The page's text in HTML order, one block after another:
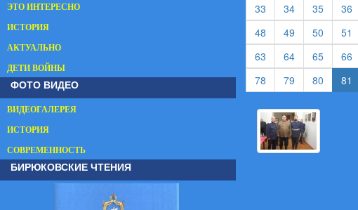
ЭТО ИНТЕРЕСНО
ИСТОРИЯ
АКТУАЛЬНО
ДЕТИ ВОЙНЫ
ФОТО ВИДЕО
ВИДЕОГАЛЕРЕЯ
ИСТОРИЯ
СОВРЕМЕННОСТЬ
БИРЮКОВСКИЕ ЧТЕНИЯ
33 (current)
34(current)
35(current)
36
48 (current)
49 (current)
50 (current)
51
63 (current)
64(current)
65(current)
66
78 (current)
79 (current)
80 (current)
81